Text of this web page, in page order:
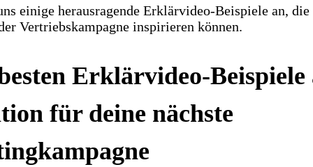
einige herausragende Erklärvideo-Beispiele an, die
Vertriebskampagne inspirieren können.
Erklärvideo-Beispiele
für deine nächste